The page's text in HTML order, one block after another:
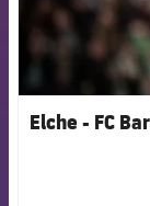
Elche - FC